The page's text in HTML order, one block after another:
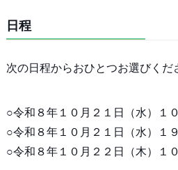
日程
次の日程からおひとつお選びくだ
○令和８年１０月２１日（水）１
○令和８年１０月２１日（水）１
○令和８年１０月２２日（木）１